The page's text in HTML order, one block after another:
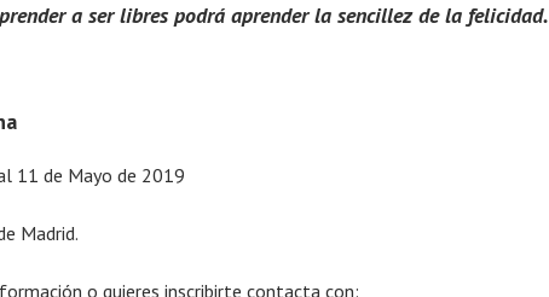
a ser libres podrá aprender la sencillez de la felicidad.
11 de Mayo de 2019
Madrid.
o quieres inscribirte contacta con: